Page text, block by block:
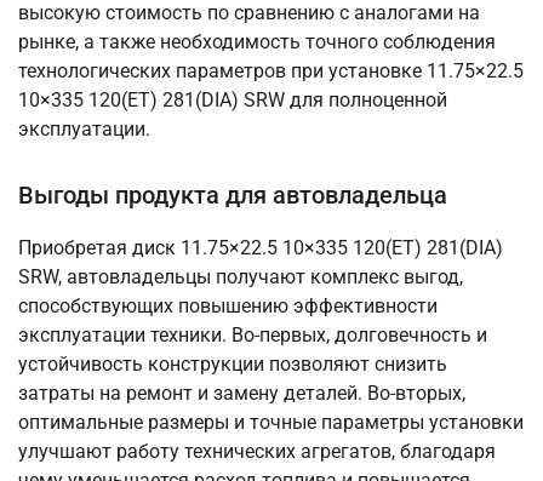
высокую стоимость по сравнению с аналогами на
рынке, а также необходимость точного соблюдения
технологических параметров при установке 11.75×22.5
10×335 120(ET) 281(DIA) SRW для полноценной
эксплуатации.
Выгоды продукта для автовладельца
Приобретая диск 11.75×22.5 10×335 120(ET) 281(DIA)
SRW, автовладельцы получают комплекс выгод,
способствующих повышению эффективности
эксплуатации техники. Во-первых, долговечность и
устойчивость конструкции позволяют снизить
затраты на ремонт и замену деталей. Во-вторых,
оптимальные размеры и точные параметры установки
улучшают работу технических агрегатов, благодаря